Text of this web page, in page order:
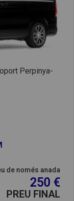
Perpinya-
de només anada
250 €
PREU FINAL